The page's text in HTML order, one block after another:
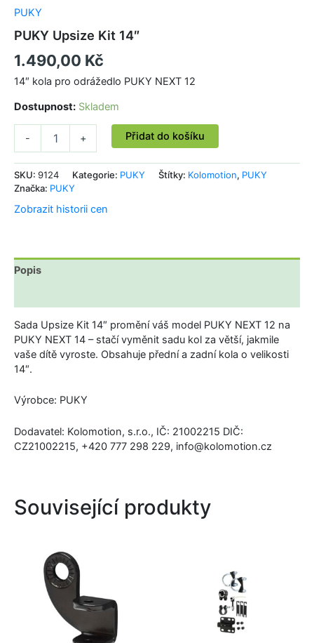
PUKY
PUKY Upsize Kit 14″
1.490,00 Kč
14″ kola pro odrážedlo PUKY NEXT 12
Dostupnost: Skladem
-
14"
množství
+ Přidat do košíku
SKU: 9124 Kategorie: PUKY Štítky: Kolomotion, PUKY
Značka: PUKY
Zobrazit historii cen
Popis
Sada Upsize Kit 14″ promění váš model PUKY NEXT 12 na
PUKY NEXT 14 – stačí vyměnit sadu kol za větší, jakmile
vaše dítě vyroste. Obsahuje přední a zadní kola o velikosti
14″.
Výrobce: PUKY
Dodavatel: Kolomotion, s.r.o., IČ: 21002215 DIČ:
CZ21002215, +420 777 298 229, info@kolomotion.cz
Související produkty